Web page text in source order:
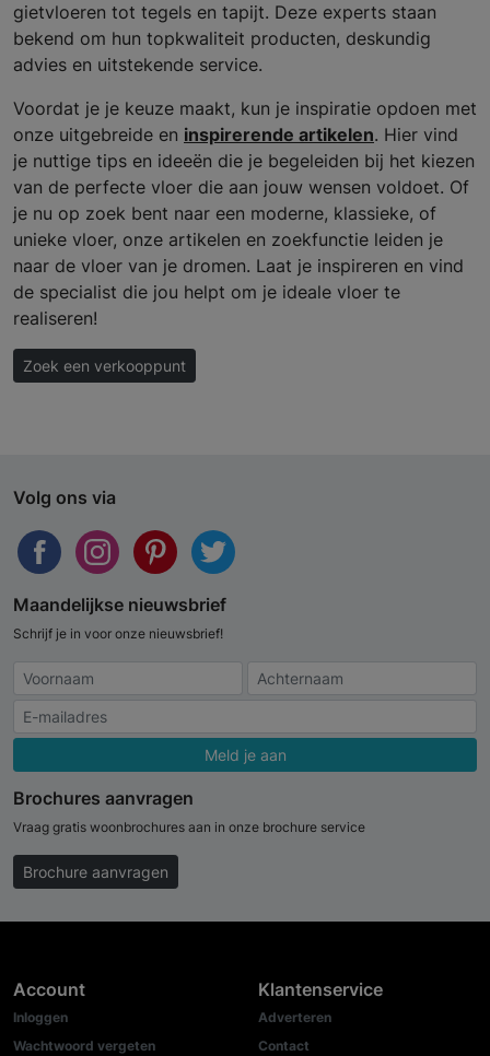
gietvloeren tot tegels en tapijt. Deze experts staan
bekend om hun topkwaliteit producten, deskundig
advies en uitstekende service.
Voordat je je keuze maakt, kun je inspiratie opdoen met
onze uitgebreide en inspirerende artikelen. Hier vind
je nuttige tips en ideeën die je begeleiden bij het kiezen
van de perfecte vloer die aan jouw wensen voldoet. Of
je nu op zoek bent naar een moderne, klassieke, of
unieke vloer, onze artikelen en zoekfunctie leiden je
naar de vloer van je dromen. Laat je inspireren en vind
de specialist die jou helpt om je ideale vloer te
realiseren!
Zoek een verkooppunt
Volg ons via
Maandelijkse nieuwsbrief
Schrijf je in voor onze nieuwsbrief!
Meld je aan
Brochures aanvragen
Vraag gratis woonbrochures aan in onze brochure service
Brochure aanvragen
Account
Inloggen
Wachtwoord vergeten
Klantenservice
Adverteren
Contact